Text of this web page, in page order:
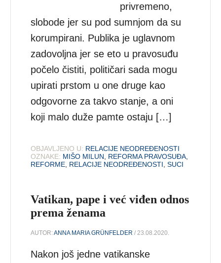
privremeno,
slobode jer su pod sumnjom da su
korumpirani. Publika je uglavnom
zadovoljna jer se eto u pravosuđu
počelo čistiti, političari sada mogu
upirati prstom u one druge kao
odgovorne za takvo stanje, a oni
koji malo duže pamte ostaju […]
OBJAVLJENO U: RELACIJE NEODREĐENOSTI
OZNAKE: MIŠO MILUN REFORMA PRAVOSUĐA
REFORME RELACIJE NEODREĐENOSTI ,SUCI
Vatikan, pape i već viđen odnos
prema ženama
AUTOR:ANNA MARIA GRÜNFELDER / 23.08.2020.
Nakon još jedne vatikanske